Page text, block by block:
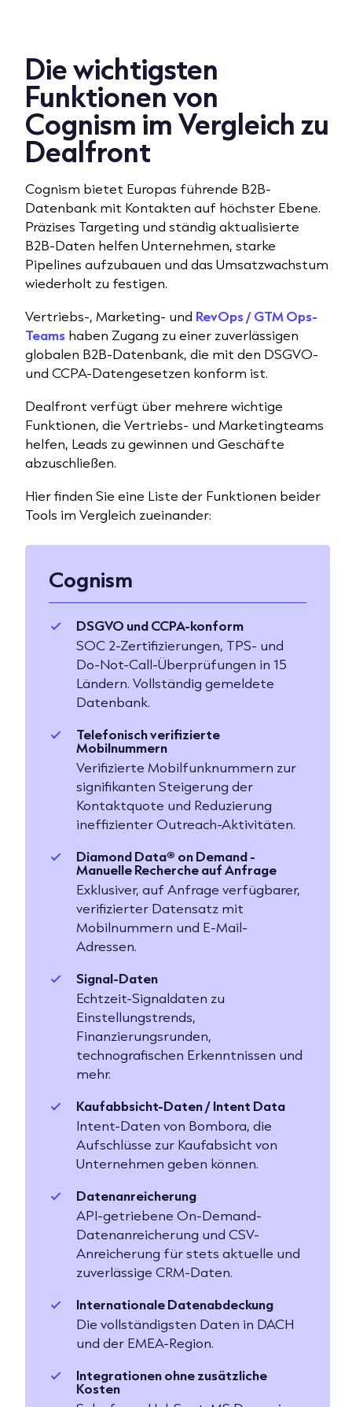
Die wichtigsten
Funktionen von
Cognism im Vergleich zu
Dealfront
Cognism bietet Europas führende B2B-
Datenbank mit Kontakten auf höchster Ebene.
Präzises Targeting und ständig aktualisierte
B2B-Daten helfen Unternehmen, starke
Pipelines aufzubauen und das Umsatzwachstum
wiederholt zu festigen.
Vertriebs-, Marketing- und RevOps / GTM Ops-
Teams haben Zugang zu einer zuverlässigen
globalen B2B-Datenbank, die mit den DSGVO-
und CCPA-Datengesetzen konform ist.
Dealfront verfügt über mehrere wichtige
Funktionen, die Vertriebs- und Marketingteams
helfen, Leads zu gewinnen und Geschäfte
abzuschließen.
Hier finden Sie eine Liste der Funktionen beider
Tools im Vergleich zueinander:
Cognism
DSGVO und CCPA-konform
SOC 2-Zertifizierungen, TPS- und
Do-Not-Call-Überprüfungen in 15
Ländern. Vollständig gemeldete
Datenbank.
Telefonisch verifizierte
Mobilnummern
Verifizierte Mobilfunknummern zur
signifikanten Steigerung der
Kontaktquote und Reduzierung
ineffizienter Outreach-Aktivitäten.
Diamond Data® on Demand -
Manuelle Recherche auf Anfrage
Exklusiver, auf Anfrage verfügbarer,
verifizierter Datensatz mit
Mobilnummern und E-Mail-
Adressen.
Signal-Daten
Echtzeit-Signaldaten zu
Einstellungstrends,
Finanzierungsrunden,
technografischen Erkenntnissen und
mehr.
Kaufabbsicht-Daten / Intent Data
Intent-Daten von Bombora, die
Aufschlüsse zur Kaufabsicht von
Unternehmen geben können.
Datenanreicherung
API-getriebene On-Demand-
Datenanreicherung und CSV-
Anreicherung für stets aktuelle und
zuverlässige CRM-Daten.
Internationale Datenabdeckung
Die vollständigsten Daten in DACH
und der EMEA-Region.
Integrationen ohne zusätzliche
Kosten